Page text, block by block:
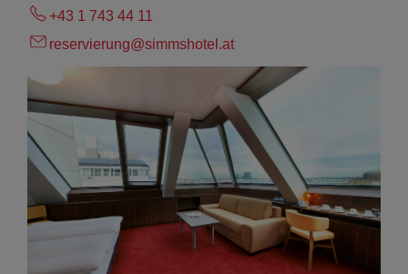
+43 1 743 44 11
reservierung@simmshotel.at